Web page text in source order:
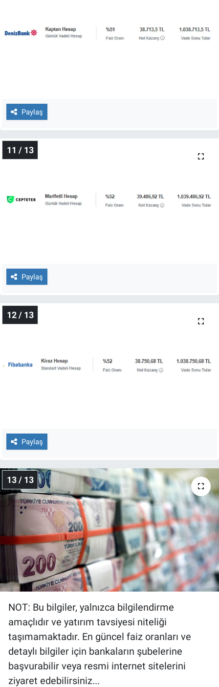
Paylaş
11 / 13
Paylaş
12 / 13
Paylaş
13 / 13
NOT: Bu bilgiler, yalnızca bilgilendirme
amaçlıdır ve yatırım tavsiyesi niteliği
taşımamaktadır. En güncel faiz oranları ve
detaylı bilgiler için bankaların şubelerine
başvurabilir veya resmi internet sitelerini
ziyaret edebilirsiniz...